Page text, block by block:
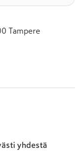
Tampere
yhdestä